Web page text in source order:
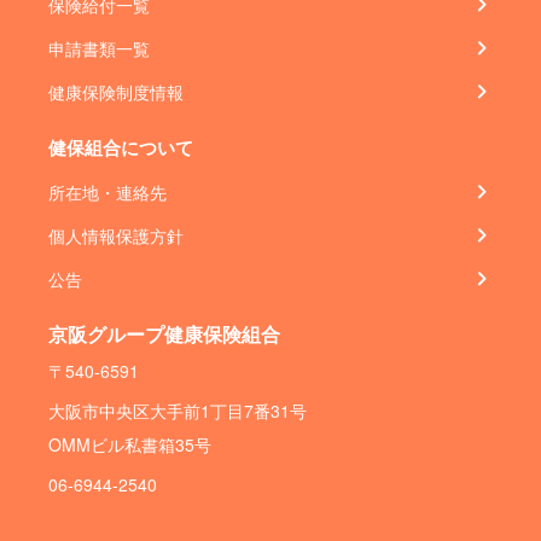
保険給付一覧
申請書類一覧
健康保険制度情報
健保組合について
所在地・連絡先
個人情報保護方針
公告
京阪グループ健康保険組合
〒540-6591
大阪市中央区大手前1丁目7番31号
OMMビル私書箱35号
06-6944-2540